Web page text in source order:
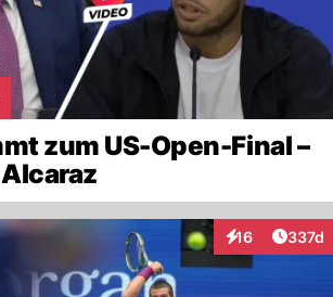
zum US-Open-Final –
16
Interaktionen
337d